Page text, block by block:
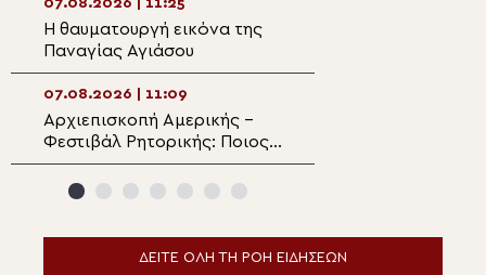
07.08.2026 | 11:25
Η θαυματουργή εικόνα της
Παναγίας Αγιάσου
07.08.2026 | 11:09
Αρχιεπισκοπή Αμερικής –
Φεστιβάλ Ρητορικής: Ποιος
είναι ο φετινός νικητής
ΔΕΙΤΕ ΟΛΗ ΤΗ ΡΟΗ ΕΙΔΗΣΕΩΝ